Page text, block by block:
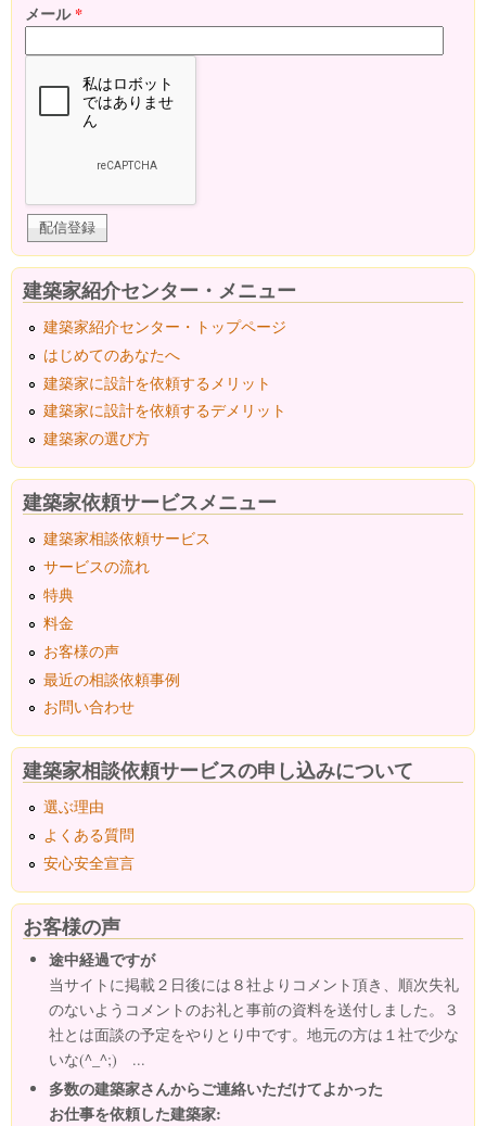
メール*
建築家紹介センター・メニュー
建築家紹介センター・トップページ
はじめてのあなたへ
建築家に設計を依頼するメリット
建築家に設計を依頼するデメリット
建築家の選び方
建築家依頼サービスメニュー
建築家相談依頼サービス
サービスの流れ
特典
料金
お客様の声
最近の相談依頼事例
お問い合わせ
建築家相談依頼サービスの申し込みについて
選ぶ理由
よくある質問
安心安全宣言
お客様の声
途中経過ですが
当サイトに掲載２日後には８社よりコメント頂き、順次失礼
のないようコメントのお礼と事前の資料を送付しました。３
社とは面談の予定をやりとり中です。地元の方は１社で少な
いな(^_^;) ...
多数の建築家さんからご連絡いただけてよかった
お仕事を依頼した建築家: